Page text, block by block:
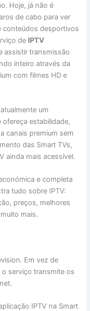
Hoje, já não é
de cabo para ver
conteúdos desportivos
de IPTV
assistir transmissão
inteiro através da
com filmes HD e
um
ofereça estabilidade,
canais premium sem
das Smart TVs,
ainda mais acessível.
e completa
tudo sobre IPTV:
preços, melhores
mais.
Em vez de
serviço transmite os
IPTV na Smart